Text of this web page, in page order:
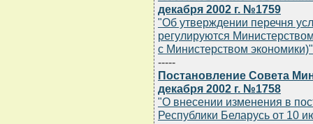
декабря 2002 г. №1759
"Об утверждении перечня
регулируются
с Министерством экономики)"
-----
Постановление Совета
декабря 2002 г. №1758
"О внесении изменения в
Республики Беларусь от 10